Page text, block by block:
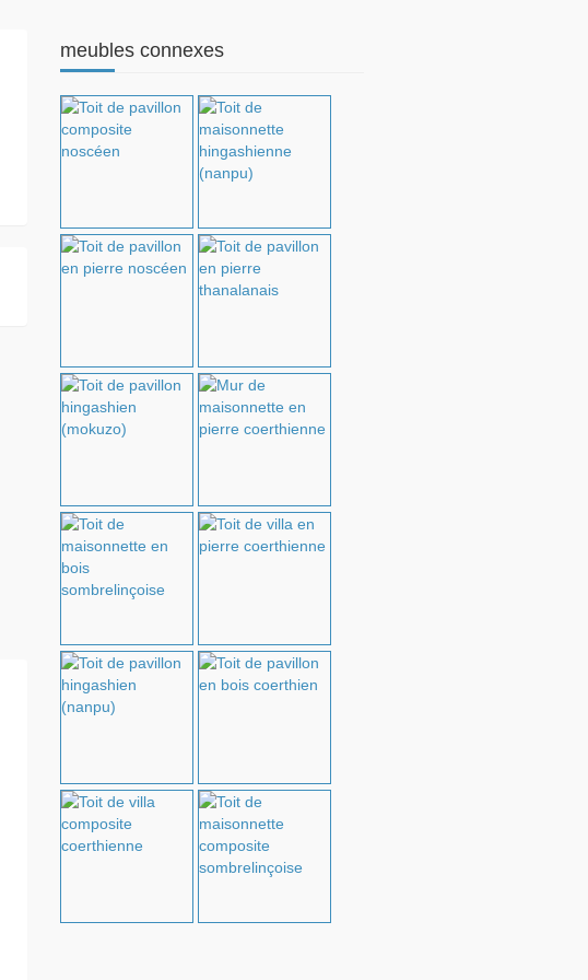
meubles connexes